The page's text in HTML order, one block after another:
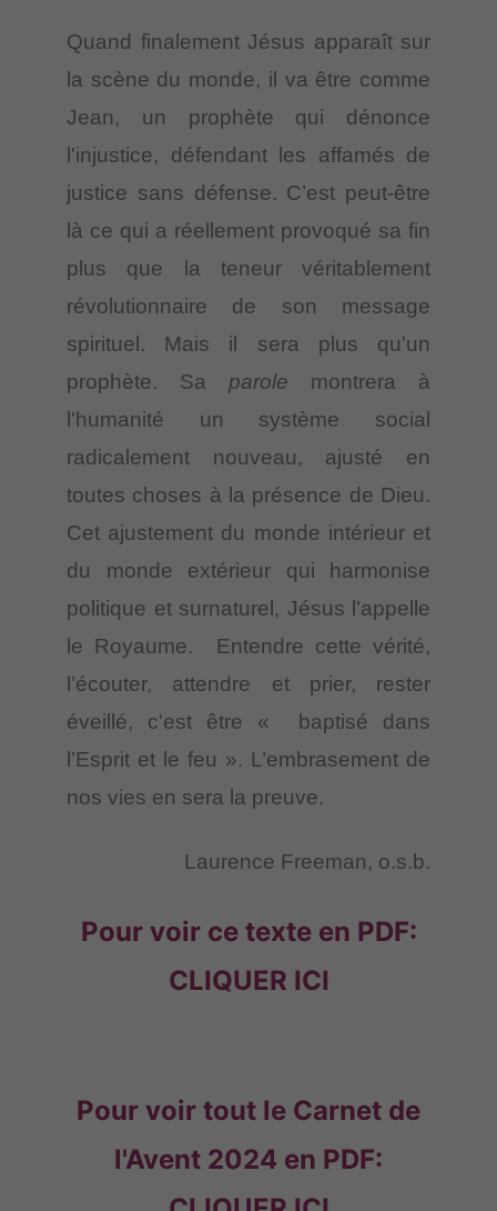
Quand finalement Jésus apparaît sur
la scène du monde, il va être comme
Jean, un prophète qui dénonce
l'injustice, défendant les affamés de
justice sans défense. C’est peut-être
là ce qui a réellement provoqué sa fin
plus que la teneur véritablement
révolutionnaire de son message
spirituel. Mais il sera plus qu'un
prophète. Sa parole montrera à
l'humanité un système social
radicalement nouveau, ajusté en
toutes choses à la présence de Dieu.
Cet ajustement du monde intérieur et
du monde extérieur qui harmonise
politique et surnaturel, Jésus l’appelle
le Royaume. Entendre cette vérité,
l’écouter, attendre et prier, rester
éveillé, c'est être « baptisé dans
l’Esprit et le feu ». L’embrasement de
nos vies en sera la preuve.
Laurence Freeman, o.s.b.
Pour voir ce texte en PDF:
CLIQUER ICI
Pour voir tout le Carnet de
l'Avent 2024 en PDF: